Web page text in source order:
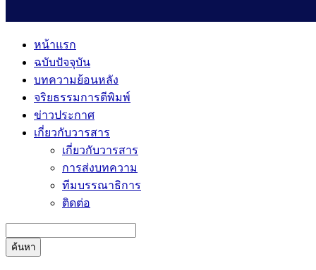
หน้าแรก
ฉบับปัจจุบัน
บทความย้อนหลัง
จริยธรรมการตีพิมพ์
ข่าวประกาศ
เกี่ยวกับวารสาร
เกี่ยวกับวารสาร
การส่งบทความ
ทีมบรรณาธิการ
ติดต่อ
ค้นหา